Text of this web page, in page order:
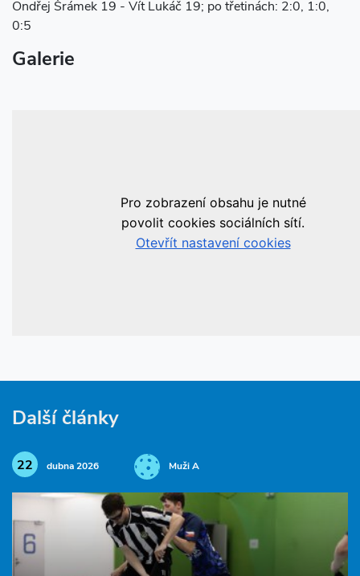
Ondřej Šrámek 19 - Vít Lukáč 19; po třetinách: 2:0, 1:0,
0:5
Galerie
Další články
22 dubna 2026 Muži A